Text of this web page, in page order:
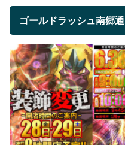
ゴールドラッシュ南郷通